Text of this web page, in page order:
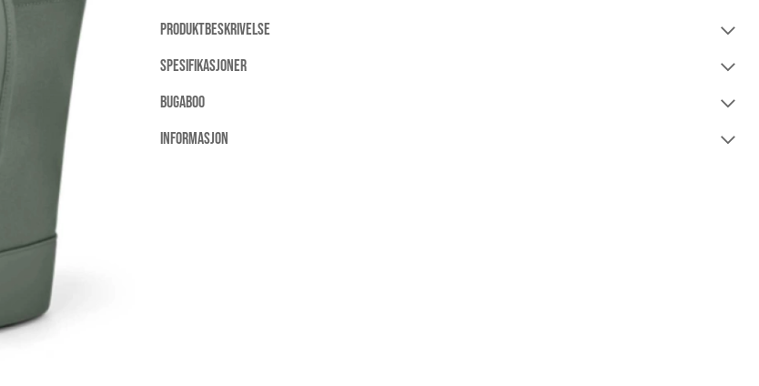
PRODUKTBESKRIVELSE
SPESIFIKASJONER
BUGABOO
INFORMASJON